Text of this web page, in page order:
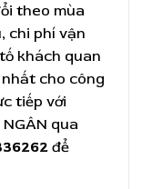
theo mùa
chi phí vận
khách quan
cho công
tiếp với
qua
để